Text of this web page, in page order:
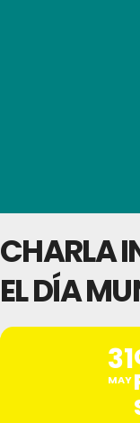
CHARLA
EL DÍA
31
MAY